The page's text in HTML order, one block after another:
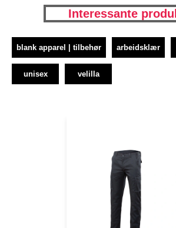
Interessante
blank apparel | tilbehør arbeidsklær
unisex velilla